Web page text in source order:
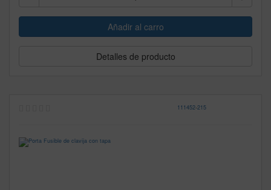
Detalles de producto
111452-215